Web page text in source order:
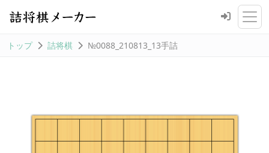
トップ 詰将棋 №0088_210813_13手詰